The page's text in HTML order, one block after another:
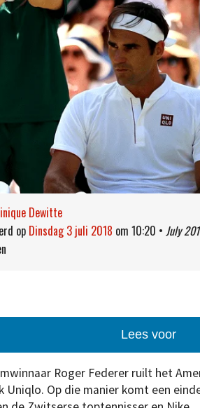
Dewitte
op dinsdag 3 juli 2018 om 10:20 • July
Lees voor
Roger Federer ruilt het
Uniqlo. Op die manier komt een